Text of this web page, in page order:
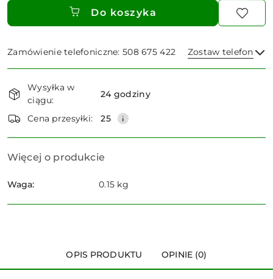
Do koszyka
Zamówienie telefoniczne: 508 675 422 Zostaw telefon
i
dostawa
Wysyłka w
ciągu:
24 godziny
Cena przesyłki: 25
Więcej o produkcie
Waga: 0.15 kg
OPIS PRODUKTU OPINIE (0)